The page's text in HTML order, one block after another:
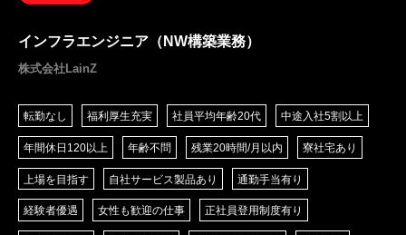
インフラエンジニア（NW構築業務）
株式会社LainZ
転勤なし 福利厚生充実 社員平均年齢20代 中途入社5割以上
年間休日120以上 年齢不問 残業20時間/月以内 寮社宅あり
上場を目指す 自社サービス製品あり 通勤手当有り
経験者優遇 女性も歓迎の仕事 正社員登用制度有り